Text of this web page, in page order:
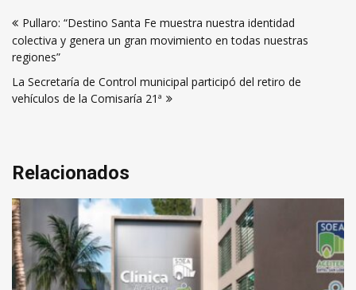
de
entradas
Pullaro: “Destino Santa Fe muestra nuestra identidad
colectiva y genera un gran movimiento en todas nuestras
regiones”
La Secretaría de Control municipal participó del retiro de
vehículos de la Comisaría 21ª
Relacionados